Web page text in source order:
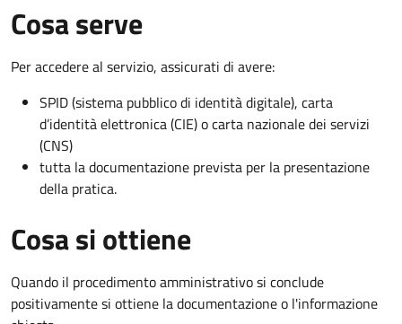
Cosa serve
Per accedere al servizio, assicurati di avere:
SPID (sistema pubblico di identità digitale), carta
d’identità elettronica (CIE) o carta nazionale dei servizi
(CNS)
tutta la documentazione prevista per la presentazione
della pratica.
Cosa si ottiene
Quando il procedimento amministrativo si conclude
positivamente si ottiene la documentazione o l'informazione